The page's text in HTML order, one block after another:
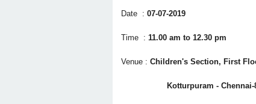
Date : 07-07-2019
Time : 11.00 am to 12.30 pm
Venue : Children's Section, First
Kotturpuram - Chennai-